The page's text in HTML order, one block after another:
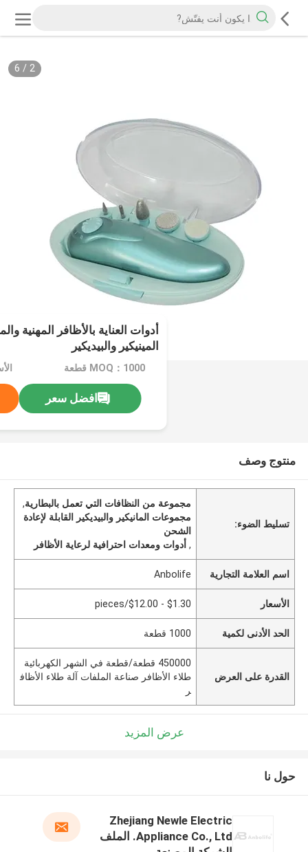
2
/
6
أدوات العناية بالأظافر المهنية
المينيكير والبيديكير
MOQ：1000 قطعة
افضل سعر
منتوج وصف
تسليط الضوء:
مجموعة من النظافات التي تعمل بالبطارية,
مجموعات المانيكير والبيديكير القابلة لإعادة
الشحن
,أدوات ومعدات احترافية لرعاية الأظافر
اسم العلامة التجارية Anbolife
الأسعار $1.30 - $12.00/pieces
الحد الأدنى لكمية 1000 قطعة
القدرة على العرض
450000 قطعة/قطعة في الشهر الكهربائية
طلاء الأظافر صناعة الملفات آلة طلاء الأظاف
ر
عرض المزيد
حول نا
Zhejiang Newle Electric
Appliance Co., Ltd. الملف